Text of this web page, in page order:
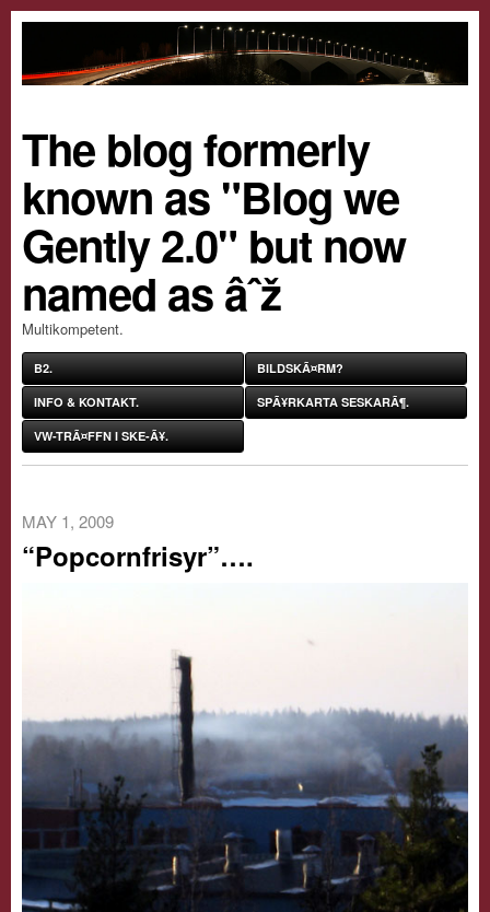
The blog formerly
known as "Blog we
Gently 2.0" but now
named as âˆž
Multikompetent.
B2. BILDSKÃ¤RM?
INFO & KONTAKT. SPÃ¥RKARTA SESKARÃ¶.
VW-TRÃ¤FFN I SKE-Ã¥.
MAY 1, 2009
“Popcornfrisyr”….